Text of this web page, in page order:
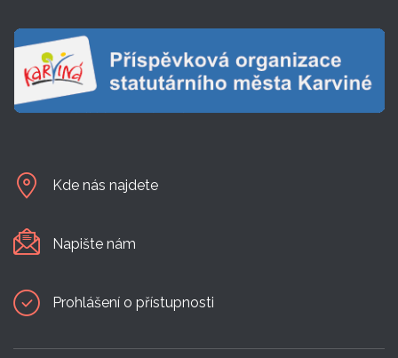
Kde nás najdete
Napište nám
Prohlášení o přístupnosti